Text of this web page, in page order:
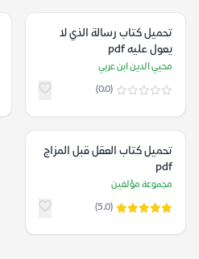
تحميل كتاب رسالة الذي لا
يعول عليه pdf
محيي الدين ابن عربي
(0.0)
تحميل كتاب العقل قبل المزاج
pdf
مجموعة مؤلفين
(5.0)